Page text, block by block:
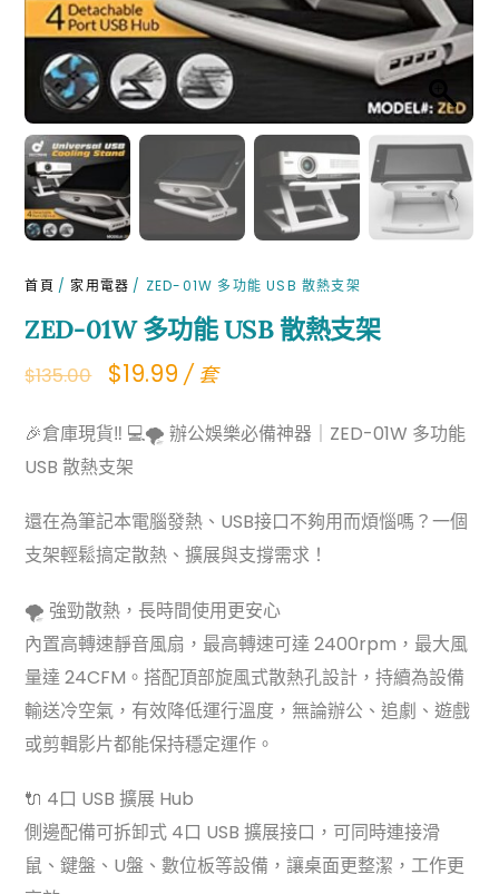
首頁 / 家用電器 / ZED-01W 多功能 USB 散熱支架
ZED-01W 多功能 USB 散熱支架
$135.00
Original
was:
$135.00.
$19.99Current
is:
/ 套
🎉倉庫現貨‼ 💻🌪️ 辦公娛樂必備神器｜ZED-01W 多功能
USB 散熱支架
還在為筆記本電腦發熱、USB接口不夠用而煩惱嗎？一個
支架輕鬆搞定散熱、擴展與支撐需求！
🌪️ 強勁散熱，長時間使用更安心
內置高轉速靜音風扇，最高轉速可達 2400rpm，最大風
量達 24CFM。搭配頂部旋風式散熱孔設計，持續為設備
輸送冷空氣，有效降低運行溫度，無論辦公、追劇、遊戲
或剪輯影片都能保持穩定運作。
🔌 4口 USB 擴展 Hub
側邊配備可拆卸式 4口 USB 擴展接口，可同時連接滑
鼠、鍵盤、U盤、數位板等設備，讓桌面更整潔，工作更